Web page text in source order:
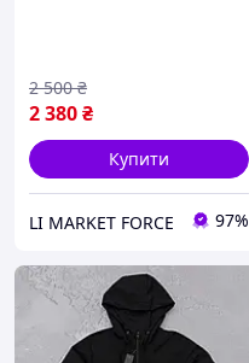
2 380₴
2 500 ₴
Купити
LI MARKET FORCE 97%